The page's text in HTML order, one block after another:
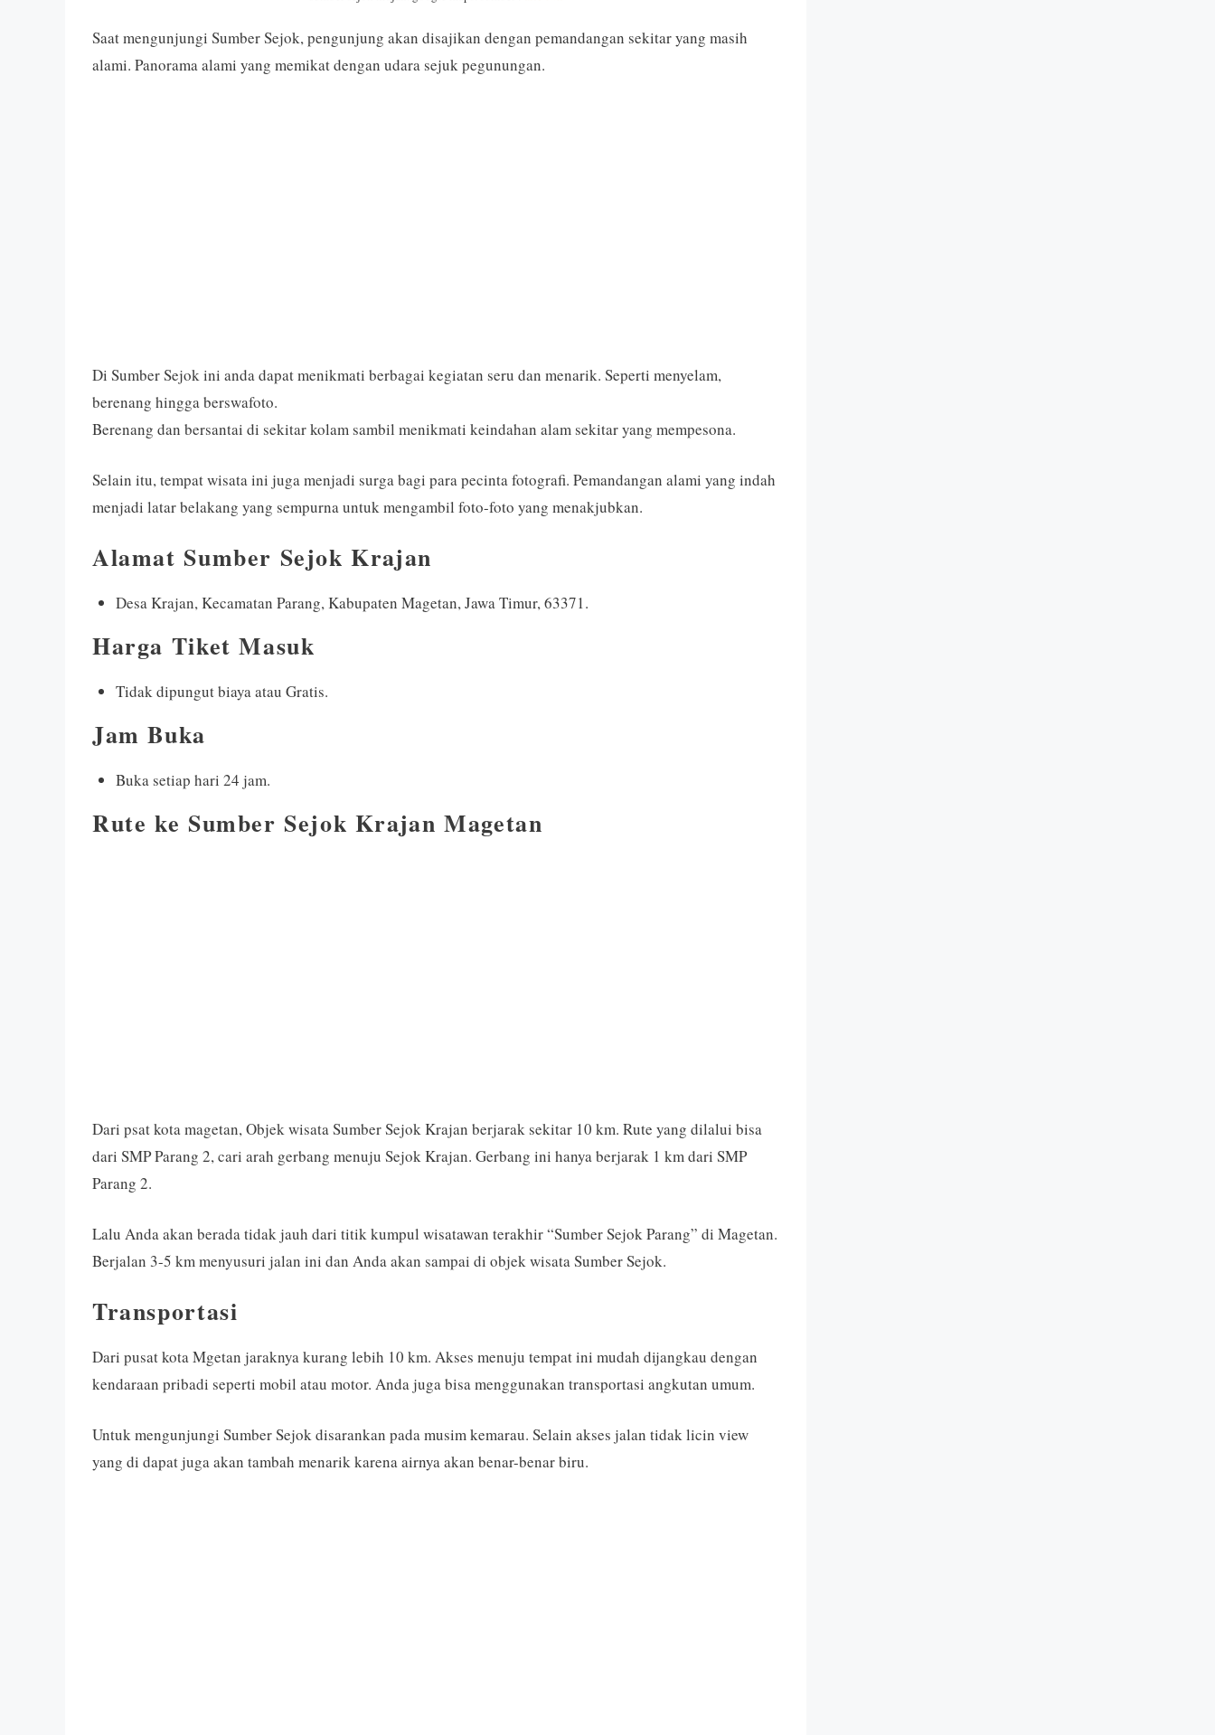
Saat mengunjungi Sumber Sejok, pengunjung akan disajikan dengan pemandangan sekitar yang masih
alami. Panorama alami yang memikat dengan udara sejuk pegunungan.
Di Sumber Sejok ini anda dapat menikmati berbagai kegiatan seru dan menarik. Seperti menyelam,
berenang hingga berswafoto.
Berenang dan bersantai di sekitar kolam sambil menikmati keindahan alam sekitar yang mempesona.
Selain itu, tempat wisata ini juga menjadi surga bagi para pecinta fotografi. Pemandangan alami yang indah
menjadi latar belakang yang sempurna untuk mengambil foto-foto yang menakjubkan.
Alamat Sumber Sejok Krajan
Desa Krajan, Kecamatan Parang, Kabupaten Magetan, Jawa Timur, 63371.
Harga Tiket Masuk
Tidak dipungut biaya atau Gratis.
Jam Buka
Buka setiap hari 24 jam.
Rute ke Sumber Sejok Krajan Magetan
Dari psat kota magetan, Objek wisata Sumber Sejok Krajan berjarak sekitar 10 km. Rute yang dilalui bisa
dari SMP Parang 2, cari arah gerbang menuju Sejok Krajan. Gerbang ini hanya berjarak 1 km dari SMP
Parang 2.
Lalu Anda akan berada tidak jauh dari titik kumpul wisatawan terakhir “Sumber Sejok Parang” di Magetan.
Berjalan 3-5 km menyusuri jalan ini dan Anda akan sampai di objek wisata Sumber Sejok.
Transportasi
Dari pusat kota Mgetan jaraknya kurang lebih 10 km. Akses menuju tempat ini mudah dijangkau dengan
kendaraan pribadi seperti mobil atau motor. Anda juga bisa menggunakan transportasi angkutan umum.
Untuk mengunjungi Sumber Sejok disarankan pada musim kemarau. Selain akses jalan tidak licin view
yang di dapat juga akan tambah menarik karena airnya akan benar-benar biru.